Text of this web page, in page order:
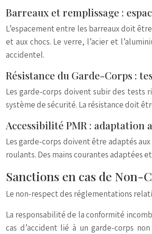
Barreaux et remplissage :
L’espacement entre les barreaux doit
et aux chocs. Le verre, l’acier et
accidentel.
Résistance du Garde-Corps :
Les garde-corps doivent subir des tests
système de sécurité. La résistance doit
Accessibilité PMR :
Les garde-corps doivent être adaptés
roulants. Des mains courantes adaptées
Sanctions en cas de Non-
Le non-respect des réglementations
La responsabilité de la conformité
cas d’accident lié à un garde-corps